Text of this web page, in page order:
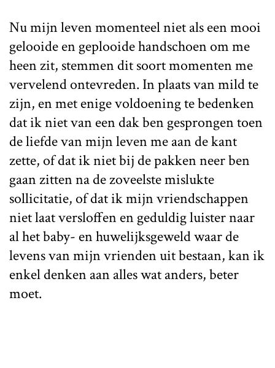
Nu mijn leven momenteel niet als een mooi
gelooide en geplooide handschoen om me
heen zit, stemmen dit soort momenten me
vervelend ontevreden. In plaats van mild te
zijn, en met enige voldoening te bedenken
dat ik niet van een dak ben gesprongen toen
de liefde van mijn leven me aan de kant
zette, of dat ik niet bij de pakken neer ben
gaan zitten na de zoveelste mislukte
sollicitatie, of dat ik mijn vriendschappen
niet laat versloffen en geduldig luister naar
al het baby- en huwelijksgeweld waar de
levens van mijn vrienden uit bestaan, kan ik
enkel denken aan alles wat anders, beter
moet.